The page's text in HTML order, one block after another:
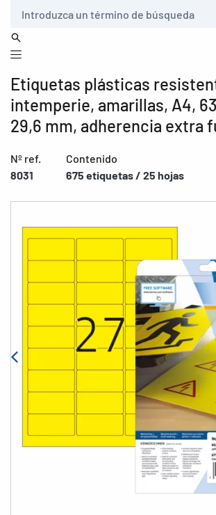
Etiquetas plásticas
intemperie, amarillas, A4,
29,6 mm, adherencia extra
Nº ref.
8031
Contenido
675 etiquetas / 25 hojas